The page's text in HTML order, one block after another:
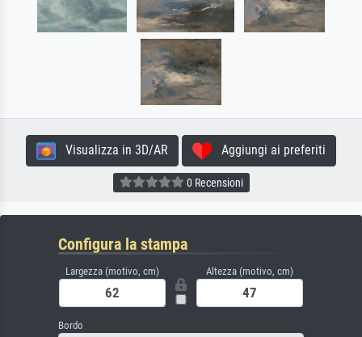
Visualizza in 3D/AR Aggiungi ai preferiti
0 Recensioni
Configura la stampa
Largezza (motivo, cm) Altezza (motivo, cm)
Bordo